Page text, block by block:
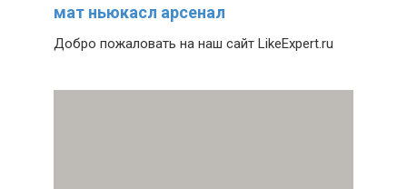
мат ньюкасл арсенал
Добро пожаловать на наш сайт LikeExpert.ru